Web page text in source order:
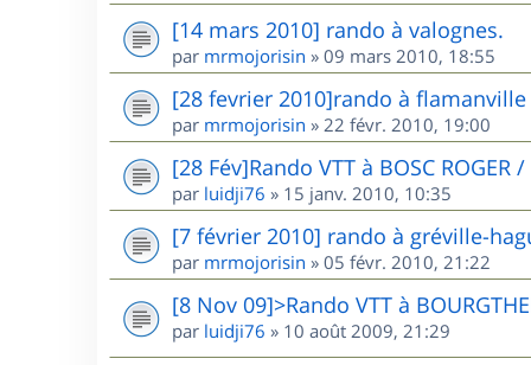
[14 mars 2010] rando à valognes.
par mrmojorisin » 09 mars 2010, 18:55
[28 fevrier 2010]rando à
par mrmojorisin » 22 févr. 2010, 19:00
[28 Fév]Rando VTT à BOSC ROGER
par luidji76 » 15 janv. 2010, 10:35
[7 février 2010] rando à gréville-
par mrmojorisin » 05 févr. 2010, 21:22
[8 Nov 09]>Rando VTT à
par luidji76 » 10 août 2009, 21:29